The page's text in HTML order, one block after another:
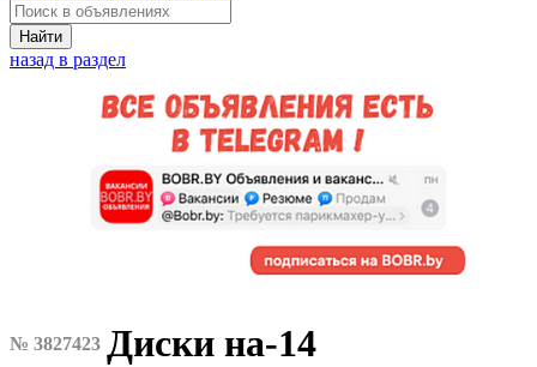
Найти
назад в раздел
№ 3827423 Диски на-14